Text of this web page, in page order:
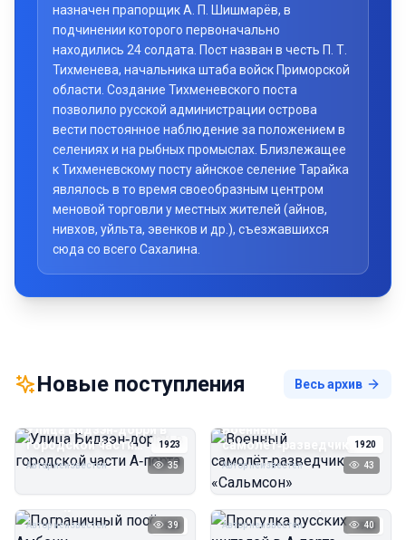
назначен прапорщик А. П. Шишмарёв, в
подчинении которого первоначально
находились 24 солдата. Пост назван в честь П. Т.
Тихменева, начальника штаба войск Приморской
области. Создание Тихменевского поста
позволило русской администрации острова
вести постоянное наблюдение за положением в
селениях и на рыбных промыслах. Близлежащее
к Тихменевскому посту айнское селение Тарайка
являлось в то время своеобразным центром
меновой торговли у местных жителей (айнов,
нивхов, уйльта, эвенков и др.), съезжавшихся
сюда со всего Сахалина.
Новые поступления Весь архив
1923
Улица Бидзэн‑дорри в
городской части
А‑порта
Автор неизвестен 35
1920
Военный
самолёт‑разведчик
«Сальмсон»
Автор неизвестен 43
1923
Автор неизвестен 39 1923
Прогулка русских
Автор неизвестен 40